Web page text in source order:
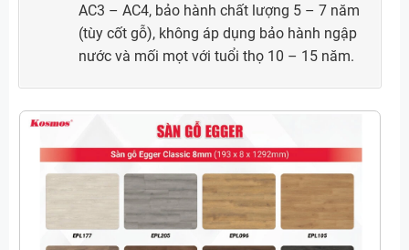
AC3 – AC4, bảo hành chất lượng 5 – 7 năm
(tùy cốt gỗ), không áp dụng bảo hành ngập
nước và mối mọt với tuổi thọ 10 – 15 năm.